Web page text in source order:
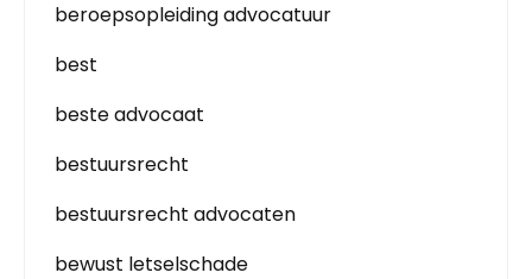
beroepsopleiding advocatuur
best
beste advocaat
bestuursrecht
bestuursrecht advocaten
bewust letselschade